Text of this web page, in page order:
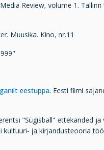
Review, volume 1.
Muusika. Kino, nr.11
eestuppa. Eesti filmi
"Sügisball" ettekanded ja
kultuuri- ja kirjandusteooria